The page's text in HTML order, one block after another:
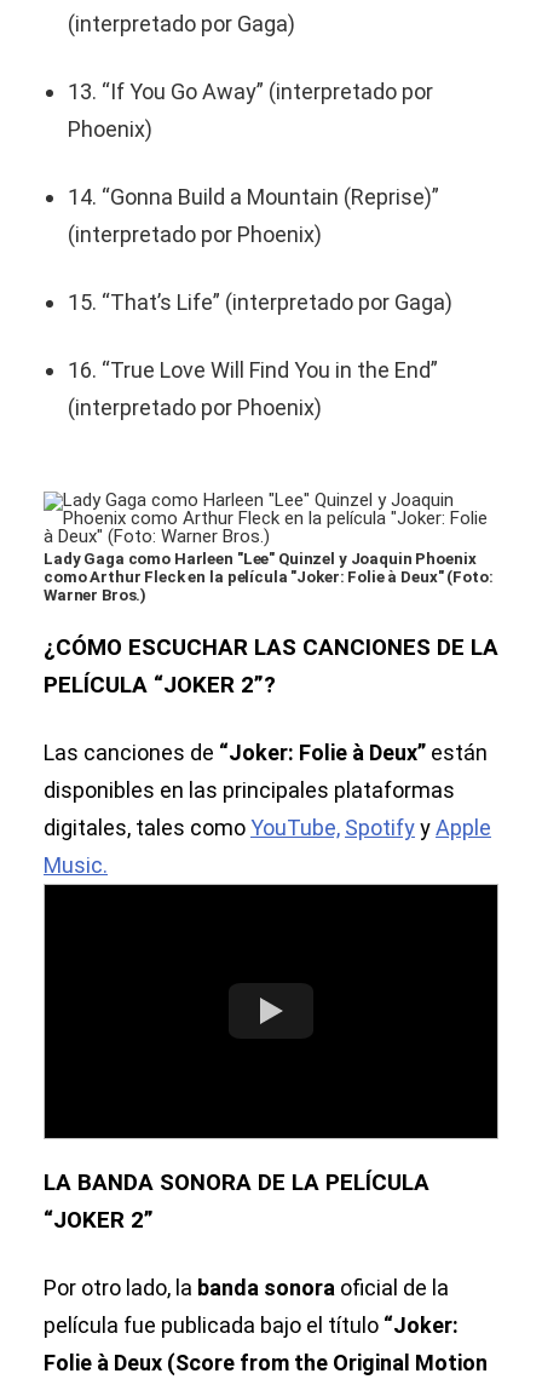
(interpretado por Gaga)
13. “If You Go Away” (interpretado por
Phoenix)
14. “Gonna Build a Mountain (Reprise)”
(interpretado por Phoenix)
15. “That’s Life” (interpretado por Gaga)
16. “True Love Will Find You in the End”
(interpretado por Phoenix)
Lady Gaga como Harleen "Lee" Quinzel y Joaquin Phoenix
como Arthur Fleck en la película "Joker: Folie à Deux" (Foto:
Warner Bros.)
¿CÓMO ESCUCHAR LAS CANCIONES DE LA
PELÍCULA “JOKER 2”?
Las canciones de “Joker: Folie à Deux” están
disponibles en las principales plataformas
digitales, tales comoYouTube, SpotifyyApple
Music.
LA BANDA SONORA DE LA PELÍCULA
“JOKER 2”
Por otro lado, la banda sonora oficial de la
película fue publicada bajo el título “Joker:
Folie à Deux (Score from the Original Motion